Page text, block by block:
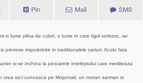
Pin Mail SMS
o lume plina de culori, o lume in care tigrii vorbesc, iar
printese impodobite in traditionalele sariuri. Acolo fata
si se inchina la picioarele inteleptului care mediteaza
vrea sa-l cunoasca pe Mojontali, un motan sarman si